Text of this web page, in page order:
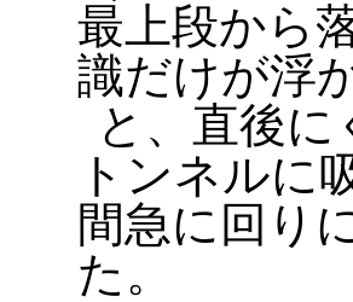
最上段から
識だけが浮
と、直後
トンネルに
間急に回り
た。